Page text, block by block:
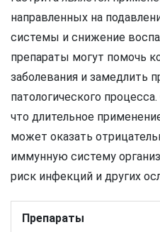
направленных на
системы и снижение
препараты могут помочь
заболевания и замедлить
патологического
что длительное
может оказать
иммунную систему
риск инфекций и других
Препараты